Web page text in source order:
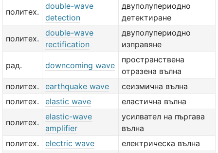
политех.
double-wave
detection
двуполупериодно
детектиране
политех.
double-wave
rectification
двуполупериодно
изправяне
рад. downcoming wave
пространствена
отразена вълна
политех.
earthquake wave
сеизмична вълна
политех.
elastic wave еластична вълна
политех.
elastic-wave
amplifier
усилвател на пъргава
вълна
политех.
electric wave електрическа вълна